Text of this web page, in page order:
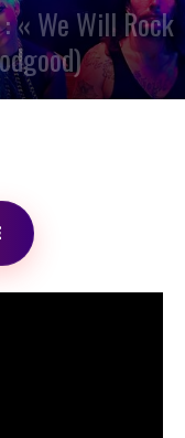
« We Will Rock